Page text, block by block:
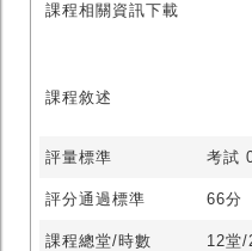
課程相關資訊下載
課程敘述
評量標準 考試
評分通過標準 66分
課程總堂/時數 12堂/